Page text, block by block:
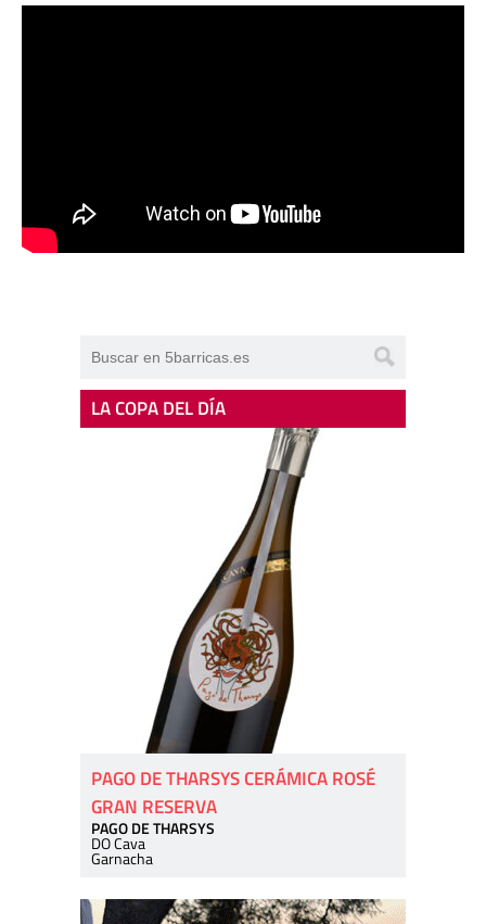
LA COPA DEL DÍA
PAGO DE THARSYS CERÁMICA ROSÉ
GRAN RESERVA
PAGO DE THARSYS
DO Cava
Garnacha